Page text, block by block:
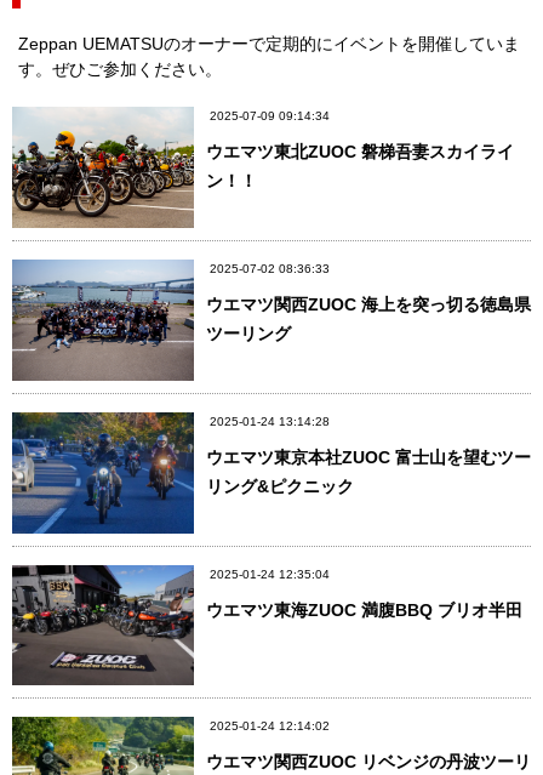
Zeppan UEMATSUのオーナーで定期的にイベントを開催していま
す。ぜひご参加ください。
2025-07-09 09:14:34
ウエマツ東北ZUOC 磐梯吾妻スカイライ
ン！！
2025-07-02 08:36:33
ウエマツ関西ZUOC 海上を突っ切る徳島県
ツーリング
2025-01-24 13:14:28
ウエマツ東京本社ZUOC 富士山を望むツー
リング&ピクニック
2025-01-24 12:35:04
ウエマツ東海ZUOC 満腹BBQ ブリオ半田
2025-01-24 12:14:02
ウエマツ関西ZUOC リベンジの丹波ツーリ